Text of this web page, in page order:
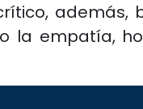
además,
la empatía,